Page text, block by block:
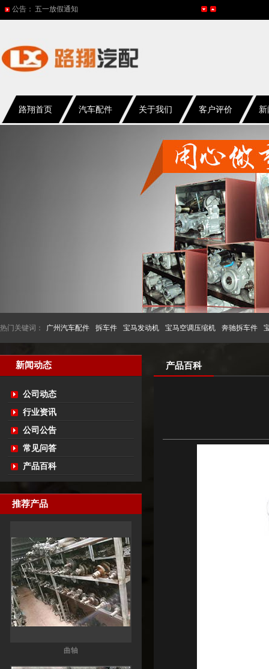
公告： 2015年国庆节放假通知
网站改版
五一放假通知
路翔首页 汽车配件 关于我们 客户评价
热门关键词： 广州汽车配件 拆车件 宝马发动机 宝马空调压缩机 奔驰拆车件
新闻动态
公司动态
行业资讯
公司公告
常见问答
产品百科
推荐产品
宝马X3分动箱/器ATC13-ATC450-ATC45L-
产品百科